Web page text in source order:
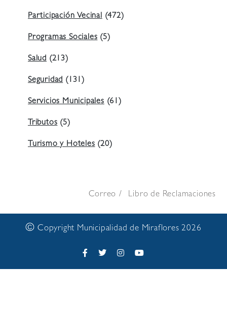
Participación Vecinal(472)
Programas Sociales(5)
Salud (213)
Seguridad(131)
Servicios Municipales(61)
Tributos(5)
Turismo y Hoteles(20)
Correo Libro de Reclamaciones
© Copyright Municipalidad de Miraflores 2026